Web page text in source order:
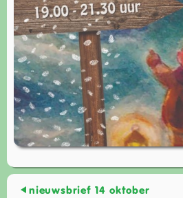
nieuwsbrief 14 oktober